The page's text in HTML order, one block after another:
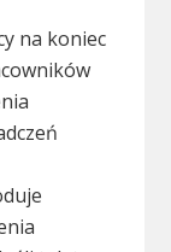
na koniec